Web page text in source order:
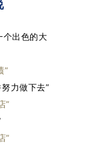
个出色的大
”
力做下去”
”
”